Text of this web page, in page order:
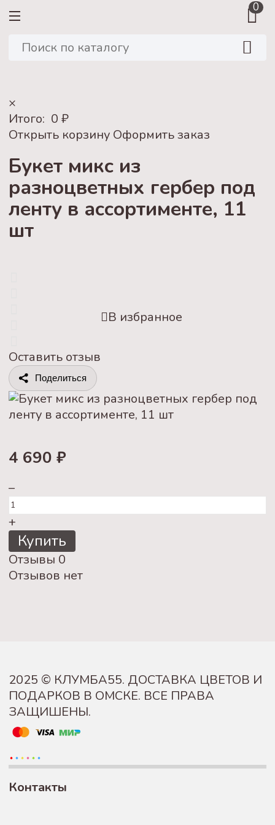
0
×
Итого: 0 ₽
Открыть корзину Оформить заказ
Букет микс из
разноцветных гербер под
ленту в ассортименте, 11
шт
Оставить отзыв
В избранное
Поделиться
4 690 ₽
–
+
Купить
Отзывы 0
Отзывов нет
2025 © КЛУМБА55. ДОСТАВКА ЦВЕТОВ И
ПОДАРКОВ В ОМСКЕ. ВСЕ ПРАВА
ЗАЩИШЕНЫ.
Контакты